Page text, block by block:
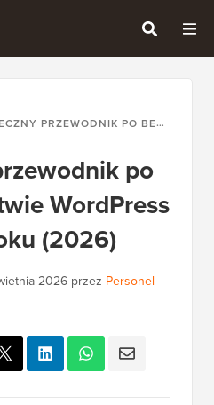
PO BEZPIECZEŃSTWIE WORDPRESS – KROK PO KROKU (2026)
po
WordPress
(2026)
2026 przez Personel